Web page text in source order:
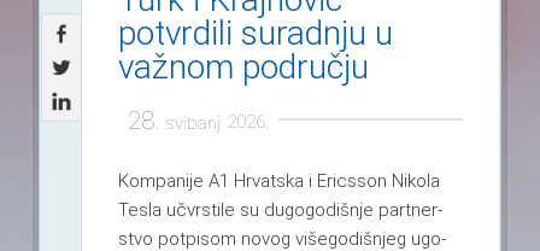
potvrdili suradnju u
važnom području
28. svibanj 2026.
Kompa­nije A1 Hrvat­ska i Eric­sson Nikola
Tesla učvr­stile su dugo­go­diš­nje part­ner­
stvo pot­pi­som novog više­go­diš­njeg ugo­